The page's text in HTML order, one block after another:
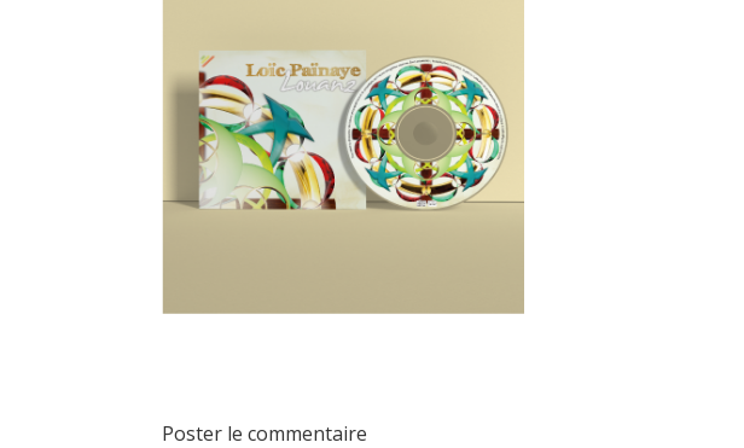
Poster le commentaire